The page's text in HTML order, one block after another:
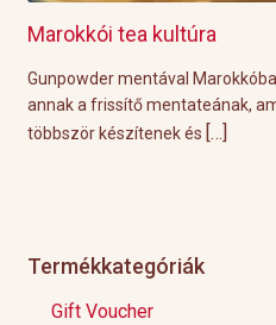
Marokkói tea kultúra
Gunpowder mentával
annak a frissítő mentateának,
többször készítenek és […]
Termékkategóriák
Gift Voucher